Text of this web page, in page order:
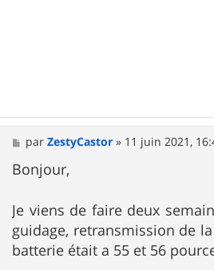
M
e
s
s
g
e
parZestyCastor » 11 juin 2021,
Bonjour,
Je viens de faire deux
guidage, retransmission de
batterie était a 55 et 56